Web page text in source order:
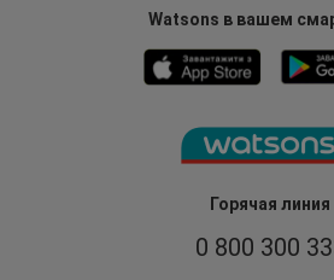
Горячая линия
0 800 300
Watsons в вашем